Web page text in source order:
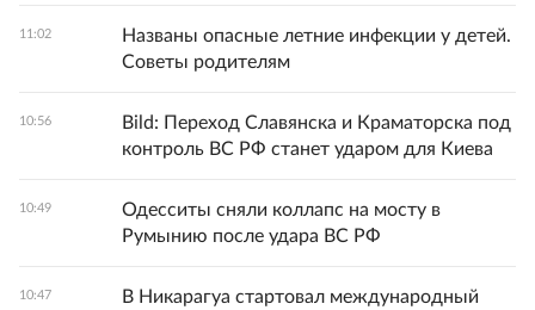
11:02
Названы опасные летние инфекции у детей.
Советы родителям
10:56
Bild: Переход Славянска и Краматорска под
контроль ВС РФ станет ударом для Киева
10:49
Одесситы сняли коллапс на мосту в
Румынию после удара ВС РФ
10:47 В Никарагуа стартовал международный